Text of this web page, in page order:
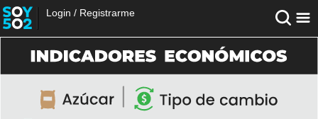
Login / Registrarme